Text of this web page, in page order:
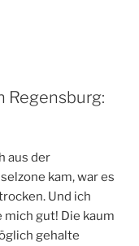
aus der
kam, war es
Und ich
gut! Die kaum
gehalte